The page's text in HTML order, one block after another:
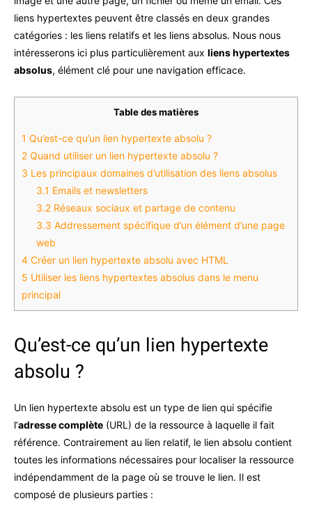
liens hypertextes peuvent être classés en deux grandes
catégories : les liens relatifs et les liens absolus. Nous nous
intéresserons ici plus particulièrement aux liens hypertextes
absolus, élément clé pour une navigation efficace.
Table des matières
1 Qu’est-ce qu’un lien hypertexte absolu ?
2 Quand utiliser un lien hypertexte absolu ?
3 Les principaux domaines d’utilisation des liens absolus
3.1 Emails et newsletters
3.2 Réseaux sociaux et partage de contenu
3.3 Addressement spécifique d’un élément d’une page
web
4 Créer un lien hypertexte absolu avec HTML
5 Utiliser les liens hypertextes absolus dans le menu
principal
Qu’est-ce qu’un lien hypertexte
absolu ?
Un lien hypertexte absolu est un type de lien qui spécifie
l’adresse complète (URL) de la ressource à laquelle il fait
référence. Contrairement au lien relatif, le lien absolu contient
toutes les informations nécessaires pour localiser la ressource
indépendamment de la page où se trouve le lien. Il est
composé de plusieurs parties :